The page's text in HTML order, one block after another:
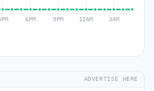
ADVERTISE HERE